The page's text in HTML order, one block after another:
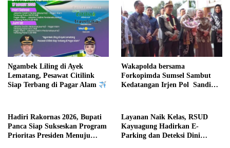
Ngambek Liling di Ayek
Lematang, Pesawat Citilink
Siap Terbang di Pagar Alam
Wakapolda bersama
Forkopimda Sumsel Sambut
Kedatangan Irjen Pol Sandi
Hadiri Rakornas 2026, Bupati
Panca Siap Sukseskan Program
Prioritas Presiden Menuju
Layanan Naik Kelas, RSUD
Kayuagung Hadirkan E-
Parking dan Deteksi Dini